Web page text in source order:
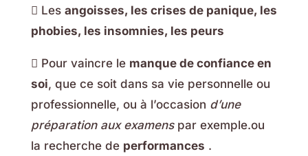
 Les angoisses, les crises de panique, les
phobies, les insomnies, les peurs
 Pour vaincre le manque de confiance en
soi, que ce soit dans sa vie personnelle ou
professionnelle, ou à l’occasion d’une
préparation aux examenspar exemple.ou
la recherche de performances .